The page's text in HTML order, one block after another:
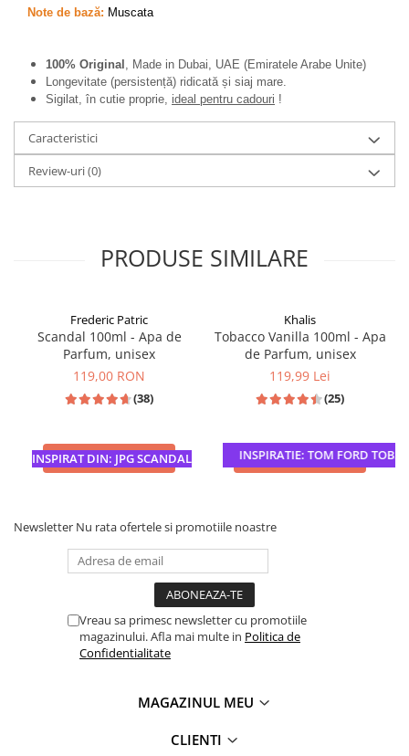
Parfumuri Clona Originale
Parfumuri clona / Dupes
Puncte Cadou
Recenzii clienti
Blog
Note de bază: Muscata
100% Original , Made in Dubai, UAE (Emiratele Arabe Unite)
Longevitate (persistență) ridicată și siaj mare.
Sigilat, în cutie proprie, ideal pentru cadouri !
Caracteristici
Review-uri(0)
PRODUSE SIMILARE
INSPIRAT DIN: JPG SCANDAL
Frederic Patric
Scandal 100ml - Apa de
Parfum, unisex
119,00 RON
(38)
ADAUGA IN COS INSPIRATIE: TOM FORD
Khalis
Tobacco Vanilla 100ml - Apa
de Parfum, unisex
119,99 Lei
(25)
ADAUGA IN COS
Newsletter Nu rata ofertele si promotiile noastre
Vreau sa primesc newsletter cu promotiile
magazinului. Afla mai multe in Politica de
Confidentialitate
MAGAZINUL MEU
CLIENTI